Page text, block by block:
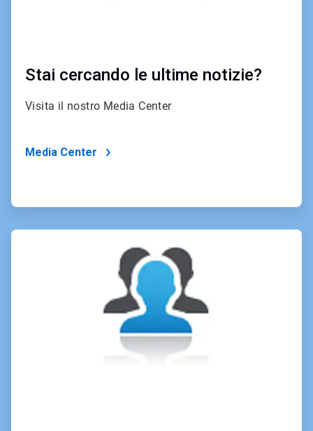
Stai cercando le ultime notizie?
Visita il nostro Media Center
Media Center
ArticleTile